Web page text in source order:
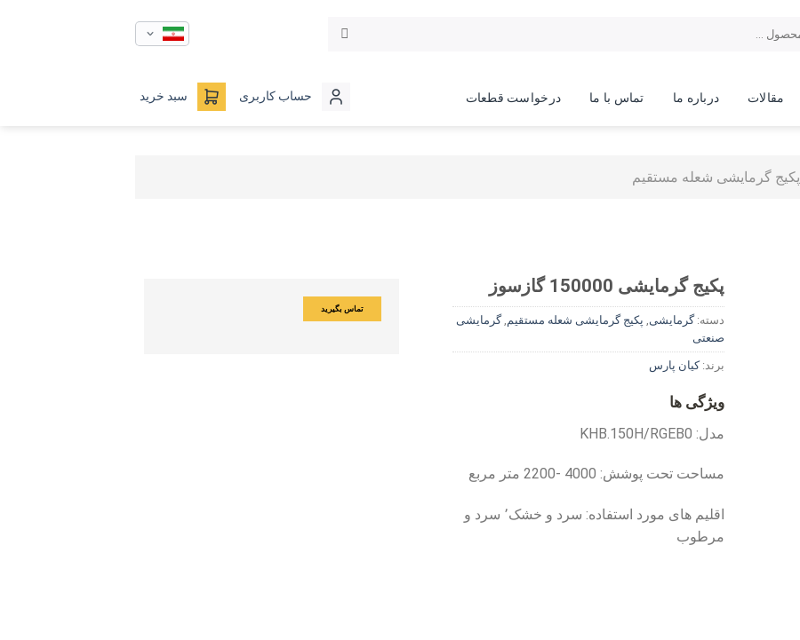
مقالات درباره ما تماس با ما درخواست قطعات سبد خرید حساب کاربری
پکیج گرمایشی شعله مستقیم
پکیج گرمایشی 150000 گازسوز
دسته:گرمایشی, پکیج گرمایشی شعله مستقیم,گرمایشی
صنعتی
برند:کیان پارس
ویژگی ها
مدل: KHB.150H/RGEB0
مساحت تحت پوشش: 4000 -2200 متر مربع
اقلیم های مورد استفاده: سرد و خشک٬ سرد و
مرطوب
تماس بگیرید